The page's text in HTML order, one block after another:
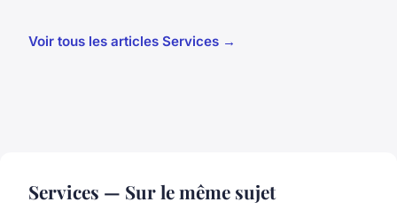
Voir tous les articles Services →
Services — Sur le même sujet